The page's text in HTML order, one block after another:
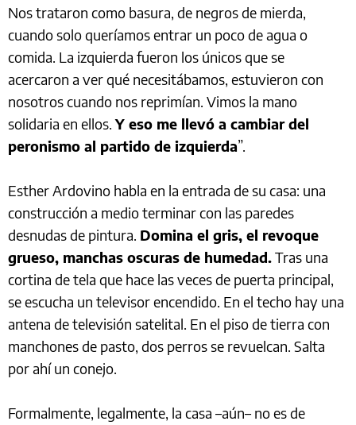
Nos trataron como basura, de negros de mierda,
cuando solo queríamos entrar un poco de agua o
comida. La izquierda fueron los únicos que se
acercaron a ver qué necesitábamos, estuvieron con
nosotros cuando nos reprimían. Vimos la mano
solidaria en ellos.Y eso me llevó a cambiar del
peronismo al partido de izquierda”.
Esther Ardovino habla en la entrada de su casa: una
construcción a medio terminar con las paredes
desnudas de pintura. Domina el gris, el revoque
grueso, manchas oscuras de humedad.Tras una
cortina de tela que hace las veces de puerta principal,
se escucha un televisor encendido. En el techo hay una
antena de televisión satelital. En el piso de tierra con
manchones de pasto, dos perros se revuelcan. Salta
por ahí un conejo.
Formalmente, legalmente, la casa –aún– no es de